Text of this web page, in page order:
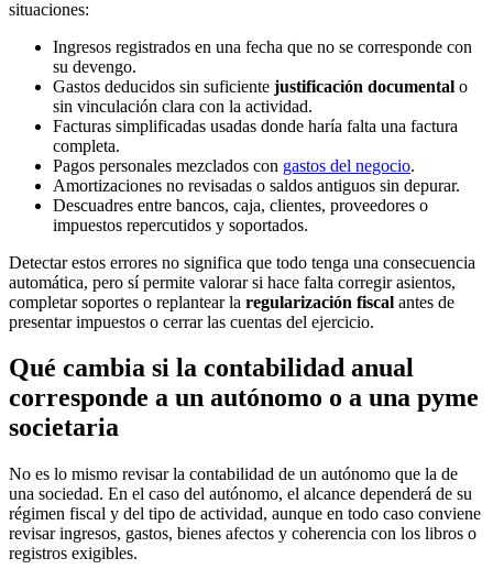
situaciones:
Ingresos registrados en una fecha que no se corresponde con
su devengo.
Gastos deducidos sin suficiente justificación documental o
sin vinculación clara con la actividad.
Facturas simplificadas usadas donde haría falta una factura
completa.
Pagos personales mezclados con gastos del negocio.
Amortizaciones no revisadas o saldos antiguos sin depurar.
Descuadres entre bancos, caja, clientes, proveedores o
impuestos repercutidos y soportados.
Detectar estos errores no significa que todo tenga una consecuencia
automática, pero sí permite valorar si hace falta corregir asientos,
completar soportes o replantear la regularización fiscal antes de
presentar impuestos o cerrar las cuentas del ejercicio.
Qué cambia si la contabilidad anual
corresponde a un autónomo o a una pyme
societaria
No es lo mismo revisar la contabilidad de un autónomo que la de
una sociedad. En el caso del autónomo, el alcance dependerá de su
régimen fiscal y del tipo de actividad, aunque en todo caso conviene
revisar ingresos, gastos, bienes afectos y coherencia con los libros o
registros exigibles.